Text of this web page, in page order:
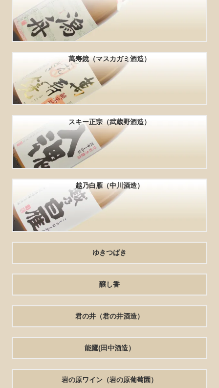
萬寿鏡（マスカガミ酒造）
スキー正宗（武蔵野酒造）
越乃白雁（中川酒造）
ゆきつばき
醸し香
君の井（君の井酒造）
能鷹(田中酒造）
岩の原ワイン（岩の原葡萄園）